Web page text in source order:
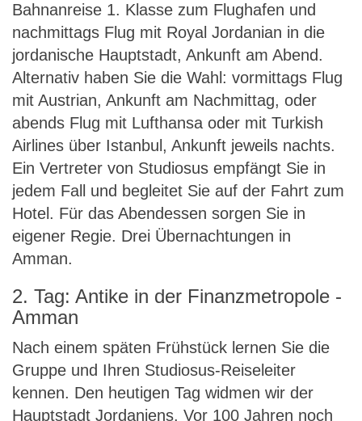
Bahnanreise 1. Klasse zum Flughafen und
nachmittags Flug mit Royal Jordanian in die
jordanische Hauptstadt, Ankunft am Abend.
Alternativ haben Sie die Wahl: vormittags Flug
mit Austrian, Ankunft am Nachmittag, oder
abends Flug mit Lufthansa oder mit Turkish
Airlines über Istanbul, Ankunft jeweils nachts.
Ein Vertreter von Studiosus empfängt Sie in
jedem Fall und begleitet Sie auf der Fahrt zum
Hotel. Für das Abendessen sorgen Sie in
eigener Regie. Drei Übernachtungen in
Amman.
2. Tag: Antike in der Finanzmetropole -
Amman
Nach einem späten Frühstück lernen Sie die
Gruppe und Ihren Studiosus-Reiseleiter
kennen. Den heutigen Tag widmen wir der
Hauptstadt Jordaniens. Vor 100 Jahren noch